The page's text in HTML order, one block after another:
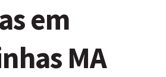
em
MA